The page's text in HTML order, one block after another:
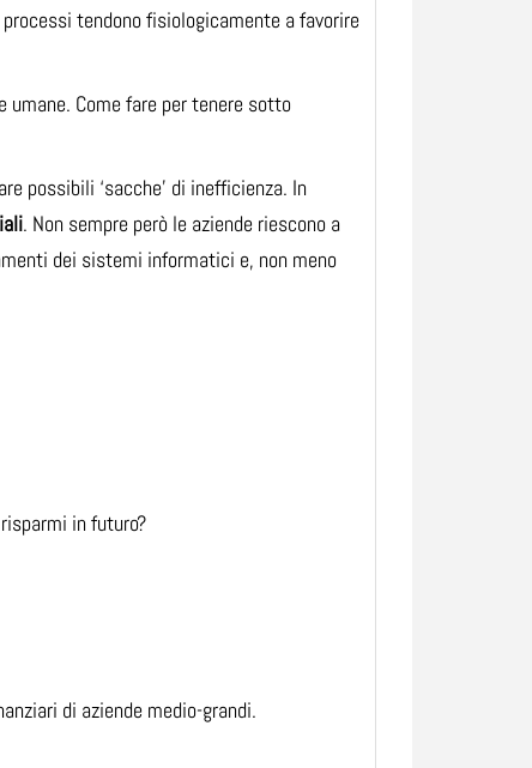
tendono fisiologicamente a favorire
Come fare per tenere sotto
possibili ‘sacche’ di inefficienza. In
. Non sempre però le aziende riescono a
dei sistemi informatici e, non meno
in futuro?
di aziende medio-grandi.